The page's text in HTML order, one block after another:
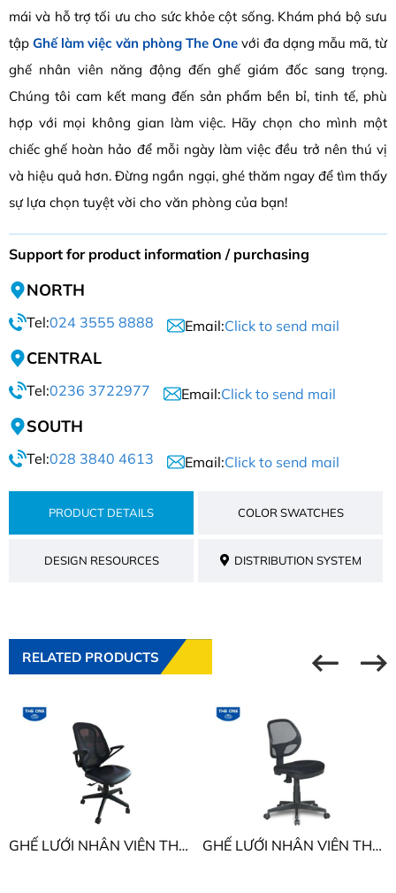
mái và hỗ trợ tối ưu cho sức khỏe cột sống. Khám phá bộ sưu
tập Ghế làm việc văn phòng The One với đa dạng mẫu mã, từ
ghế nhân viên năng động đến ghế giám đốc sang trọng.
Chúng tôi cam kết mang đến sản phẩm bền bỉ, tinh tế, phù
hợp với mọi không gian làm việc. Hãy chọn cho mình một
chiếc ghế hoàn hảo để mỗi ngày làm việc đều trở nên thú vị
và hiệu quả hơn. Đừng ngần ngại, ghé thăm ngay để tìm thấy
sự lựa chọn tuyệt vời cho văn phòng của bạn!
Support for product information / purchasing
NORTH
Tel:024 3555 8888 Email:Click to send mail
CENTRAL
Tel:0236 3722977 Email:Click to send mail
SOUTH
Tel:028 3840 4613 Email:Click to send mail
PRODUCT DETAILS COLOR SWATCHES
DESIGN RESOURCES DISTRIBUTION SYSTEM
RELATED PRODUCTS
GHẾ LƯỚI NHÂN VIÊN THE ONE GL218 GHẾ LƯỚI NHÂN VIÊN THE ONE GL101K